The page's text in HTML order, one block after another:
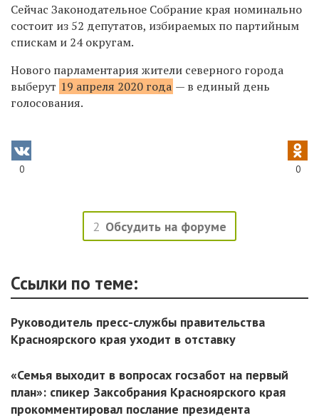
Сейчас Законодательное Собрание края номинально
состоит из 52 депутатов, избираемых по партийным
спискам и 24 округам.
Нового парламентария жители северного города
выберут 19 апреля 2020 года — в единый день
голосования.
0 0
2 Обсудить на форуме
Ссылки по теме:
Руководитель пресс-службы правительства
Красноярского края уходит в отставку
«Семья выходит в вопросах госзабот на первый
план»: спикер Заксобрания Красноярского края
прокомментировал послание президента